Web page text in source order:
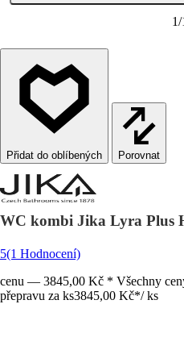
1/
Porovnat
WC kombi Jika Lyra Plus
5(1 Hodnocení)
cenu — 3845,00 Kč * Všechny
přepravu za ks3845,00 Kč*/ ks